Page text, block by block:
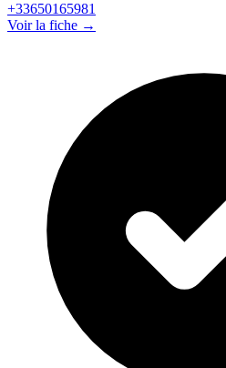
+33650165981
Voir la fiche →